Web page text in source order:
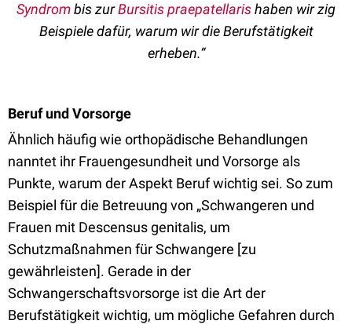
Syndrombis zurBursitis praepatellarishaben wir zig
Beispiele dafür, warum wir die Berufstätigkeit
erheben.“
Beruf und Vorsorge
Ähnlich häufig wie orthopädische Behandlungen
nanntet ihr Frauengesundheit und Vorsorge als
Punkte, warum der Aspekt Beruf wichtig sei. So zum
Beispiel für die Betreuung von „Schwangeren und
Frauen mit Descensus genitalis, um
Schutzmaßnahmen für Schwangere [zu
gewährleisten]. Gerade in der
Schwangerschaftsvorsorge ist die Art der
Berufstätigkeit wichtig, um mögliche Gefahren durch